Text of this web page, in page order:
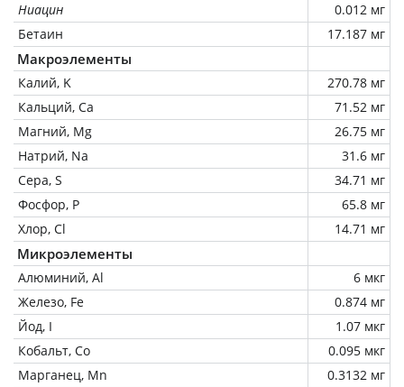
Ниацин
0.012 мг
Бетаин
17.187 мг
Макроэлементы
Калий, K
270.78 мг
Кальций, Ca
71.52 мг
Магний, Mg
26.75 мг
Натрий, Na
31.6 мг
Сера, S
34.71 мг
Фосфор, P
65.8 мг
Хлор, Cl
14.71 мг
Микроэлементы
Алюминий, Al
6 мкг
Железо, Fe
0.874 мг
Йод, I
1.07 мкг
Кобальт, Co
0.095 мкг
Марганец, Mn
0.3132 мг